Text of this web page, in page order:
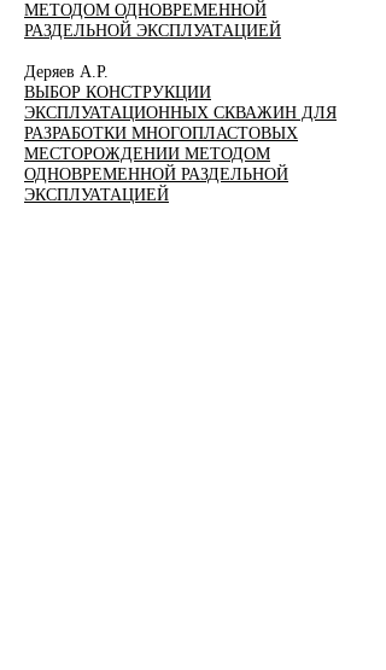
МЕТОДОМ ОДНОВРЕМЕННОЙ
РАЗДЕЛЬНОЙ ЭКСПЛУАТАЦИЕЙ
Деряев А.Р.​
ВЫБОР КОНСТРУКЦИИ
ЭКСПЛУАТАЦИОННЫХ СКВАЖИН ДЛЯ
РАЗРАБОТКИ МНОГОПЛАСТОВЫХ
МЕСТОРОЖДЕНИИ МЕТОДОМ
ОДНОВРЕМЕННОЙ РАЗДЕЛЬНОЙ
ЭКСПЛУАТАЦИЕЙ